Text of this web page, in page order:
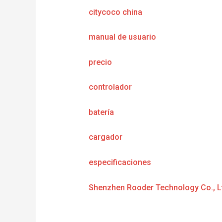
citycoco china
manual de usuario
precio
controlador
batería
cargador
especificaciones
Shenzhen Rooder Technology Co.,